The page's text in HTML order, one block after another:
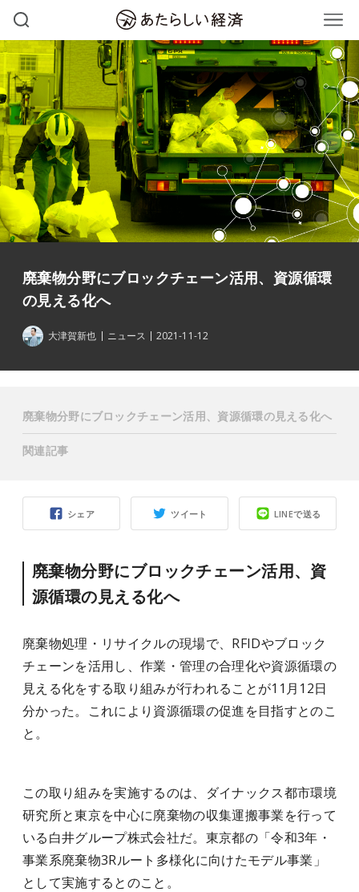
廃棄物分野にブロックチェーン活用、資源循環
の見える化へ
大津賀新也 ニュース 2021-11-12
シェア ツイート LINEで送る
廃棄物分野にブロックチェーン活用、資
源循環の見える化へ
廃棄物処理・リサイクルの現場で、RFIDやブロック
チェーンを活用し、作業・管理の合理化や資源循環の
見える化をする取り組みが行われることが11月12日
分かった。これにより資源循環の促進を目指すとのこ
と。
この取り組みを実施するのは、ダイナックス都市環境
研究所と東京を中心に廃棄物の収集運搬事業を行って
いる白井グループ株式会社だ。東京都の「令和3年・
事業系廃棄物3Rルート多様化に向けたモデル事業」
として実施するとのこと。
廃棄物分野にブロックチェーン活用、資源循環の見える化へ
関連記事